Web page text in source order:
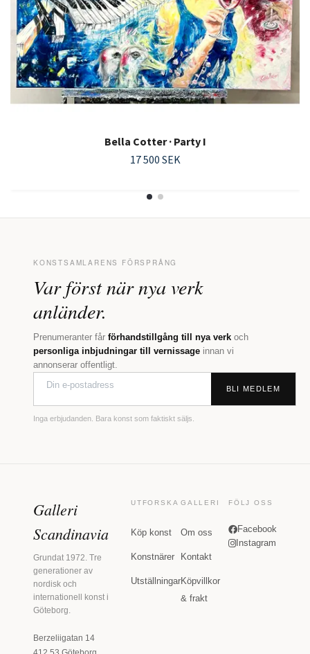
Bella Cotter · Party I
17 500 SEK
KONSTSAMLARENS FÖRSPRÅNG
Var först när nya verk
anländer.
Prenumeranter får förhandstillgång till nya verk och
personliga inbjudningar till vernissage innan vi
annonserar offentligt.
BLI MEDLEM
Inga erbjudanden. Bara konst som faktiskt säljs.
Galleri
Scandinavia
Grundat 1972. Tre
generationer av
nordisk och
internationell konst i
Göteborg.
Berzeliigatan 14
UTFORSKA
Köp konst
Konstnärer
Utställningar
GALLERI
Om oss
Kontakt
Köpvillkor
& frakt
FÖLJ OSS
Facebook
Instagram